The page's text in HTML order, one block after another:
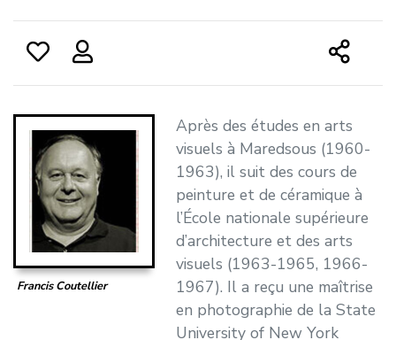
Francis Coutellier
Après des études en arts
visuels à Maredsous (1960-
1963), il suit des cours de
peinture et de céramique à
l’École nationale supérieure
d’architecture et des arts
visuels (1963-1965, 1966-
1967). Il a reçu une maîtrise
en photographie de la State
University of New York